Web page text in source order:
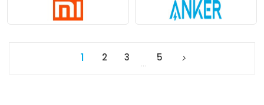
1 2 3
…
5